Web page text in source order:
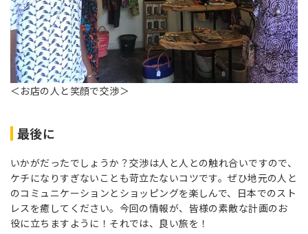
＜お店の人と笑顔で交渉＞
最後に
いかがだったでしょうか？交渉は人と人との触れ合いですので、
ケチになりすぎないことも苛立たないコツです。ぜひ地元の人と
のコミュニケーションとショッピングを楽しんで、日本でのスト
レスを癒してください。今回の情報が、皆様の素敵な計画のお
役に立ちますように！それでは、良い旅を！